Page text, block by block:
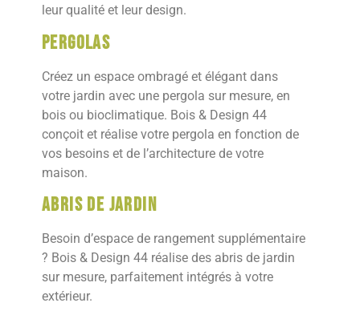
leur qualité et leur design.
Pergolas
Créez un espace ombragé et élégant dans
votre jardin avec une pergola sur mesure, en
bois ou bioclimatique. Bois & Design 44
conçoit et réalise votre pergola en fonction de
vos besoins et de l’architecture de votre
maison.
Abris de jardin
Besoin d’espace de rangement supplémentaire
? Bois & Design 44 réalise des abris de jardin
sur mesure, parfaitement intégrés à votre
extérieur.